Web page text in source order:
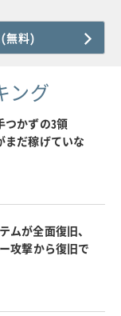
無料)
ング
つかずの3領
まだ稼げていな
ムが全面復旧、
攻撃から復旧で